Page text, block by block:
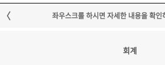
회계